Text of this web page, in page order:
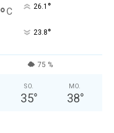
°C 26.1 °
23.8°
75 %
SO.
35°
MO.
38°